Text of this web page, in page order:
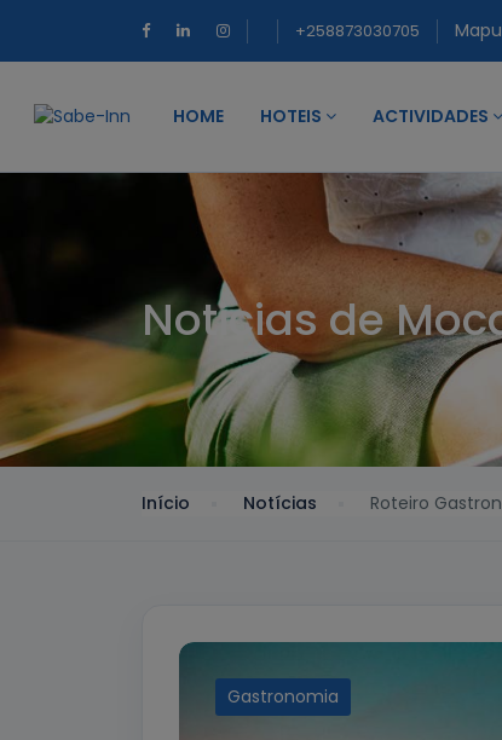
+258873030705
HOME HOTEIS ACTIVIDADES
Noticias de
Início Notícias Roteiro
Gastronomia